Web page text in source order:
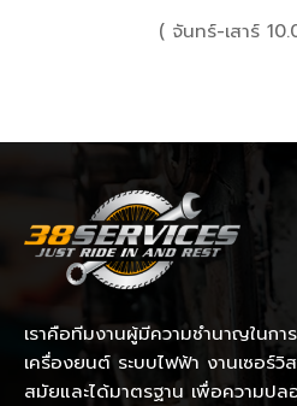
( จันทร์-เสาร์
เราคือทีมงานผู้มีความชำนาญในกา
เครื่องยนต์ ระบบไฟฟ้า งานเซอร์
สมัยและได้มาตรฐาน เพื่อความ